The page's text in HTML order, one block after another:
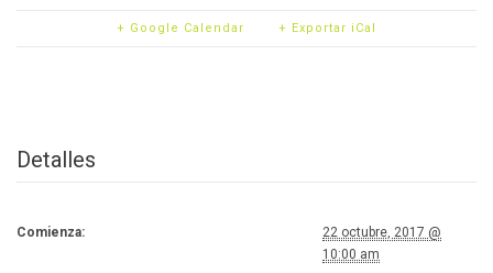
+ Google Calendar + Exportar iCal
Detalles
Comienza:
22 octubre, 2017 @
10:00 am